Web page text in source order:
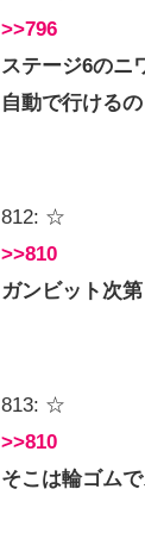
>>796
ステージ6のニ
自動で行けるの
812: ☆
>>810
ガンビット次
813: ☆
>>810
そこは輪ゴム